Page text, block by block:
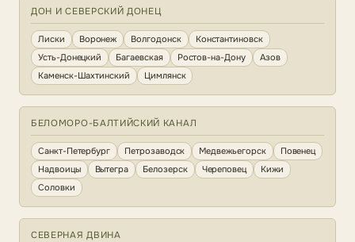
ДОН И СЕВЕРСКИЙ ДОНЕЦ
Лиски Воронеж Волгодонск
Константиновск
Усть-Донецкий
Багаевская Ростов-на-Дону
Азов
Каменск-Шахтинский
Цимлянск
БЕЛОМОРО-БАЛТИЙСКИЙ КАНАЛ
Санкт-Петербург Петрозаводск Медвежьегорск
Повенец
Надвоицы
Вытегра Белозерск Череповец
Кижи
Соловки
СЕВЕРНАЯ ДВИНА